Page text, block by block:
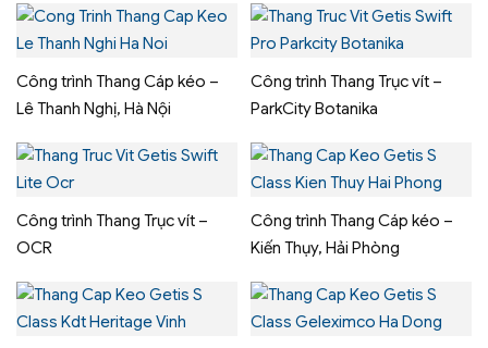
Công trình Thang Cáp kéo –
Lê Thanh Nghị, Hà Nội
Công trình Thang Trục vít –
ParkCity Botanika
Công trình Thang Trục vít –
OCR
Công trình Thang Cáp kéo –
Kiến Thụy, Hải Phòng